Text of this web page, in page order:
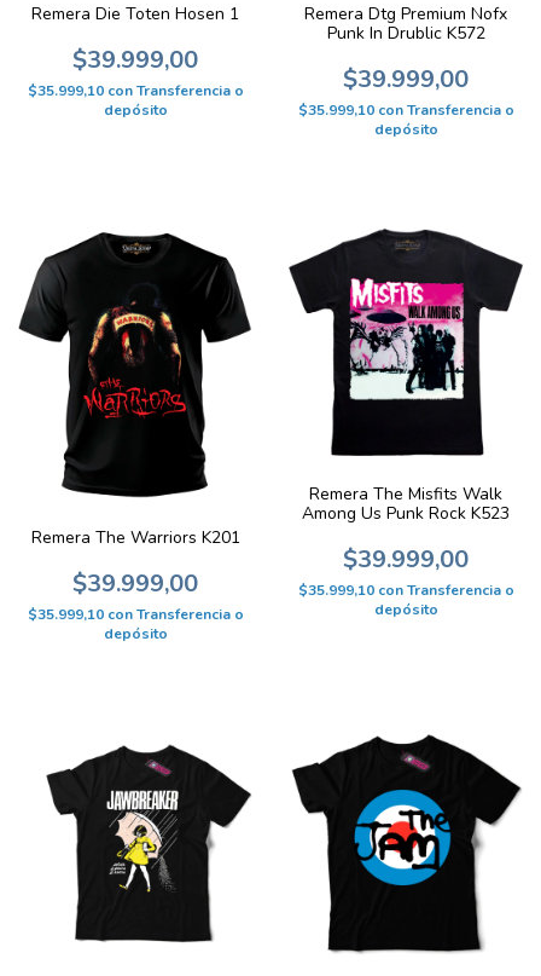
Remera Die Toten Hosen 1
$39.999,00
$35.999,10 con Transferencia o
depósito
Remera Dtg Premium Nofx
Punk In Drublic K572
$39.999,00
$35.999,10 con Transferencia o
depósito
Remera The Warriors K201
$39.999,00
$35.999,10 con Transferencia o
depósito
Remera The Misfits Walk
Among Us Punk Rock K523
$39.999,00
$35.999,10 con Transferencia o
depósito